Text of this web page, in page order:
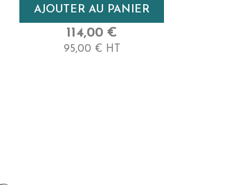
Densité
Très Haute
Longueur
AJOUTER AU PANIER
114,00 €
95,00 € HT